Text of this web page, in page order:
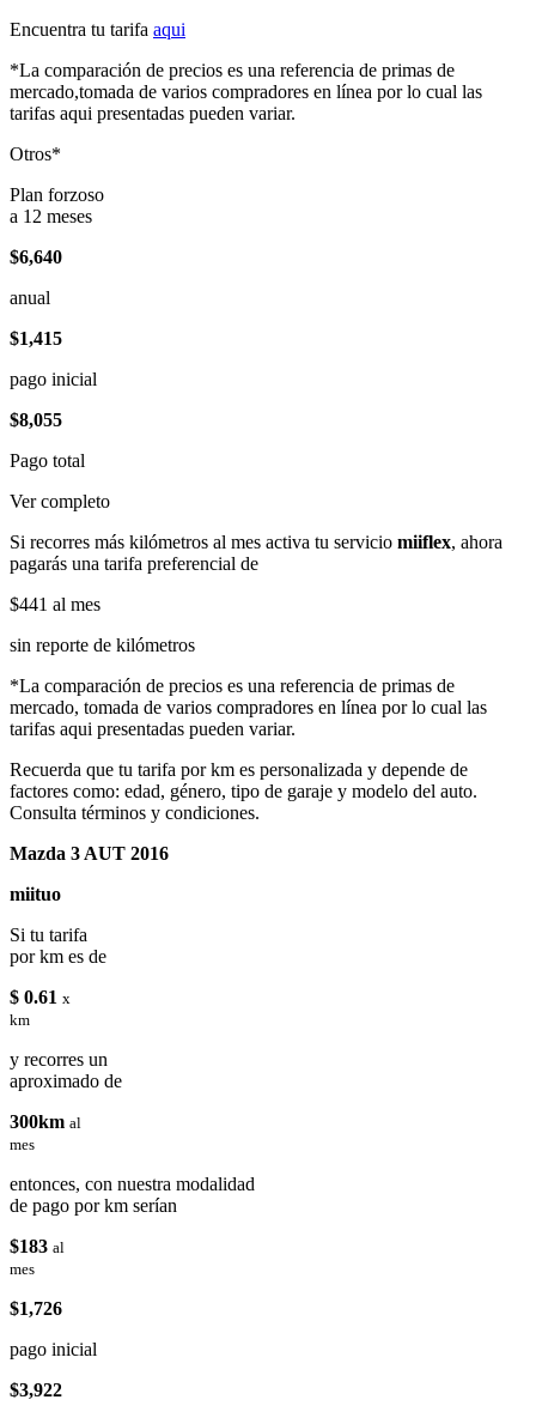
Encuentra tu tarifa aqui
*La comparación de precios es una referencia de primas de
mercado,tomada de varios compradores en línea por lo cual las
tarifas aqui presentadas pueden variar.
Otros*
Plan forzoso
a 12 meses
$6,640
anual
$1,415
pago inicial
$8,055
Pago total
Ver completo
Si recorres más kilómetros al mes activa tu servicio miiflex, ahora
pagarás una tarifa preferencial de
$441 al mes
sin reporte de kilómetros
*La comparación de precios es una referencia de primas de
mercado, tomada de varios compradores en línea por lo cual las
tarifas aqui presentadas pueden variar.
Recuerda que tu tarifa por km es personalizada y depende de
factores como: edad, género, tipo de garaje y modelo del auto.
Consulta términos y condiciones.
Mazda 3 AUT 2016
miituo
Si tu tarifa
por km es de
$ 0.61 x
km
y recorres un
aproximado de
300km al
mes
entonces, con nuestra modalidad
de pago por km serían
$183 al
mes
$1,726
pago inicial
$3,922